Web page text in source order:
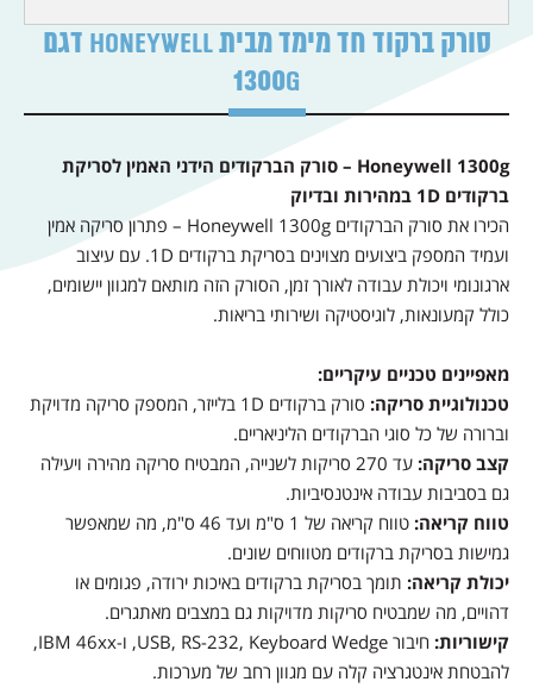
סורק ברקוד חד מימד מבית HONEYWELL דגם
1300g
Honeywell 1300g – סורק הברקודים הידני האמין לסריקת
ברקודים 1D במהירות ובדיוק
הכירו את סורק הברקודים Honeywell 1300g – פתרון סריקה אמין
ועמיד המספק ביצועים מצוינים בסריקת ברקודים 1D. עם עיצוב
ארגונומי ויכולת עבודה לאורך זמן, הסורק הזה מותאם למגוון יישומים,
כולל קמעונאות, לוגיסטיקה ושירותי בריאות.
מאפיינים טכניים עיקריים:
טכנולוגיית סריקה:
סורק ברקודים 1D בלייזר, המספק סריקה מדויקת
וברורה של כל סוגי הברקודים הליניאריים.
קצב סריקה:
עד 270 סריקות לשנייה, המבטיח סריקה מהירה ויעילה
גם בסביבות עבודה אינטנסיביות.
טווח קריאה:
טווח קריאה של 1 ס"מ ועד 46 ס"מ, מה שמאפשר
גמישות בסריקת ברקודים מטווחים שונים.
יכולת קריאה: תומך בסריקת ברקודים באיכות ירודה, פגומים או
דהויים, מה שמבטיח סריקות מדויקות גם במצבים מאתגרים.
קישוריות:
חיבור USB, RS-232, Keyboard Wedge, ו-IBM 46xx,
להבטחת אינטגרציה קלה עם מגוון רחב של מערכות.